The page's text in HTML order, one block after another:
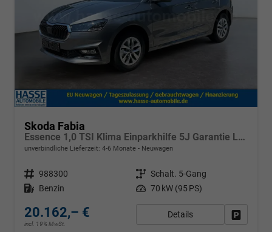
Skoda Fabia
Essence 1,0 TSI Klima Einparkhilfe 5J Garantie LED Scheinwerfer Bluetooth
unverbindliche Lieferzeit: 4-6 Monate Neuwagen
Fahrzeugnr. 988300 Getriebe Schalt. 5-Gang
Kraftstoff Benzin Leistung 70 kW (95 PS)
20.162,– €
incl. 19% MwSt.
Details